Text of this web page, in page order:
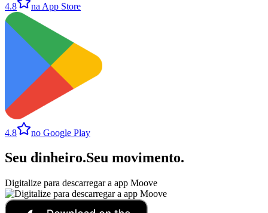
4.8 na App Store
4.8 no Google Play
Seu dinheiro.Seu movimento.
Digitalize para descarregar a app Moove